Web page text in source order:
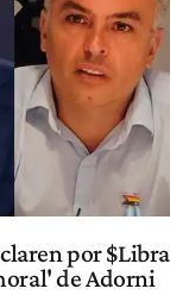
por $Libra
de Adorni